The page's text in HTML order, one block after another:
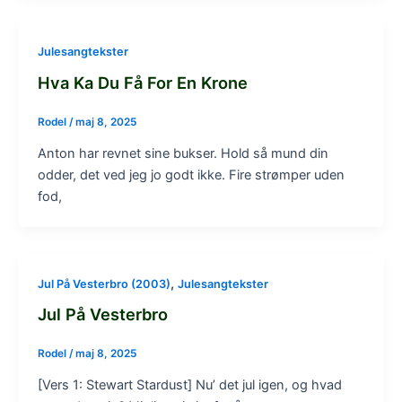
Julesangtekster
Hva Ka Du Få For En Krone
Rodel /maj 8, 2025
Anton har revnet sine bukser. Hold så mund din
odder, det ved jeg jo godt ikke. Fire strømper uden
fod,
Jul På Vesterbro (2003), Julesangtekster
Jul På Vesterbro
Rodel /maj 8, 2025
[Vers 1: Stewart Stardust] Nu’ det jul igen, og hvad